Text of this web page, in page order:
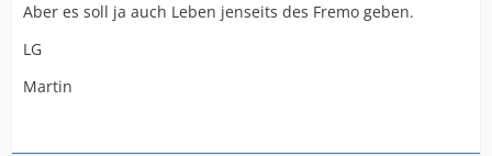
Aber es soll ja auch Leben jenseits des Fremo geben.
LG
Martin